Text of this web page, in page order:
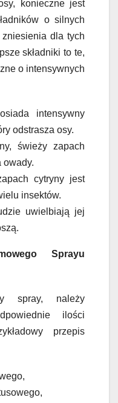
konieczne jest
o silnych
dla tych
składniki to te,
o intensywnych
intensywny
odstrasza osy.
świeży zapach
owady.
cytryny jest
insektów.
uwielbiają jej
Sprayu
spray, należy
ilości
przepis